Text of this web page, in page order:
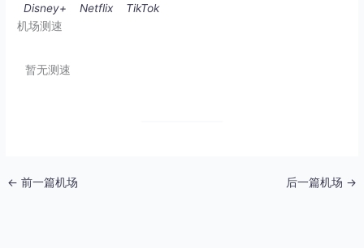
Disney+
Netflix
TikTok
机场测速
暂无测速
← 前一篇机场 后一篇机场 →